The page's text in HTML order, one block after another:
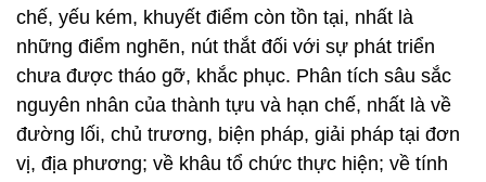
chế, yếu kém, khuyết điểm còn tồn tại, nhất là
những điểm nghẽn, nút thắt đối với sự phát triển
chưa được tháo gỡ, khắc phục. Phân tích sâu sắc
nguyên nhân của thành tựu và hạn chế, nhất là về
đường lối, chủ trương, biện pháp, giải pháp tại đơn
vị, địa phương; về khâu tổ chức thực hiện; về tính